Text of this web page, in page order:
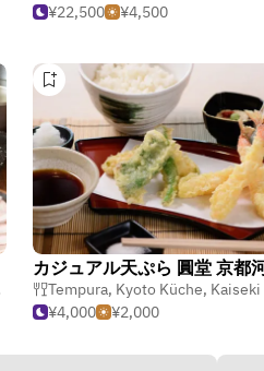
¥22,500
¥4,500
Kyoto Küche
Tempura, Kyoto Küche, Kaiseki (Formelle
¥4,000
¥2,000